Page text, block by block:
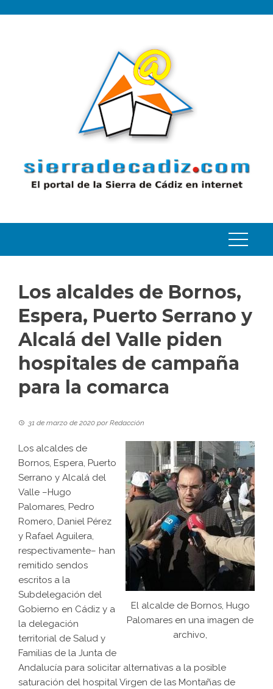
Los alcaldes de Bornos,
Espera, Puerto Serrano y
Alcalá del Valle piden
hospitales de campaña
para la comarca
31 de marzo de 2020 porRedacción
El alcalde de Bornos, Hugo
Palomares en una imagen de
archivo,
Los alcaldes de
Bornos, Espera, Puerto
Serrano y Alcalá del
Valle –Hugo
Palomares, Pedro
Romero, Daniel Pérez
y Rafael Aguilera,
respectivamente– han
remitido sendos
escritos a la
Subdelegación del
Gobierno en Cádiz y a
la delegación
territorial de Salud y
Familias de la Junta de
Andalucía para solicitar alternativas a la posible
saturación del hospital Virgen de las Montañas de